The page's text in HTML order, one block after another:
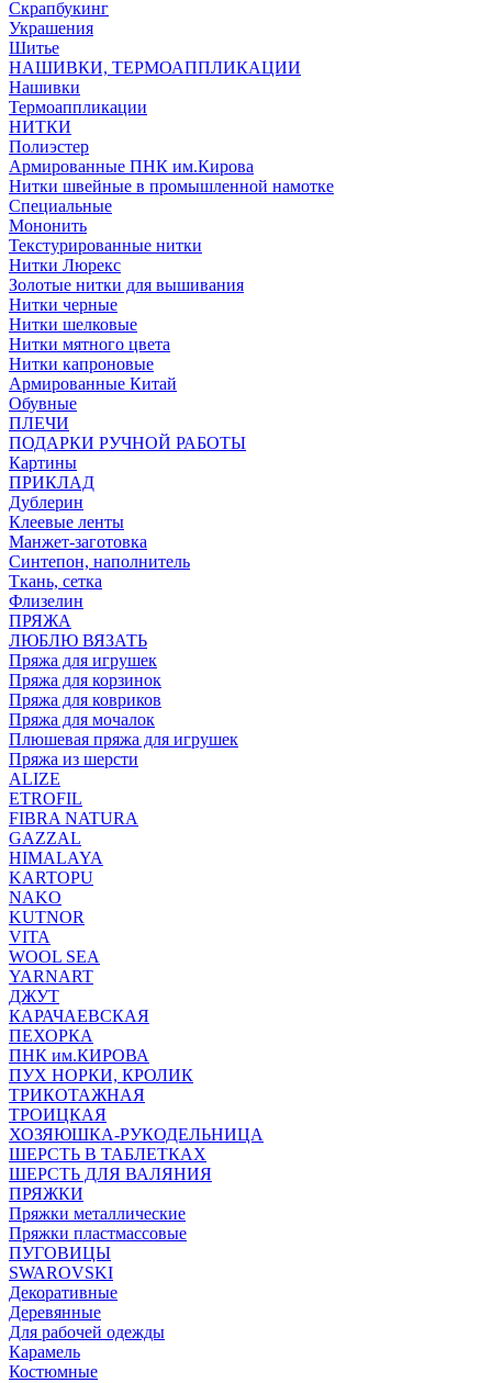
Скрапбукинг
Украшения
Шитье
НАШИВКИ, ТЕРМОАППЛИКАЦИИ
Нашивки
Термоаппликации
НИТКИ
Полиэстер
Армированные ПНК им.Кирова
Нитки швейные в промышленной намотке
Специальные
Мононить
Текстурированные нитки
Нитки Люрекс
Золотые нитки для вышивания
Нитки черные
Нитки шелковые
Нитки мятного цвета
Нитки капроновые
Армированные Китай
Обувные
ПЛЕЧИ
ПОДАРКИ РУЧНОЙ РАБОТЫ
Картины
ПРИКЛАД
Дублерин
Клеевые ленты
Манжет-заготовка
Синтепон, наполнитель
Ткань, сетка
Флизелин
ПРЯЖА
ЛЮБЛЮ ВЯЗАТЬ
Пряжа для игрушек
Пряжа для корзинок
Пряжа для ковриков
Пряжа для мочалок
Плюшевая пряжа для игрушек
Пряжа из шерсти
ALIZE
ETROFIL
FIBRA NATURA
GAZZAL
HIMALAYA
KARTOPU
NAKO
KUTNOR
VITA
WOOL SEA
YARNART
ДЖУТ
КАРАЧАЕВСКАЯ
ПЕХОРКА
ПНК им.КИРОВА
ПУХ НОРКИ, КРОЛИК
ТРИКОТАЖНАЯ
ТРОИЦКАЯ
ХОЗЯЮШКА-РУКОДЕЛЬНИЦА
ШЕРСТЬ В ТАБЛЕТКАХ
ШЕРСТЬ ДЛЯ ВАЛЯНИЯ
ПРЯЖКИ
Пряжки металлические
Пряжки пластмассовые
ПУГОВИЦЫ
SWAROVSKI
Декоративные
Деревянные
Для рабочей одежды
Карамель
Костюмные